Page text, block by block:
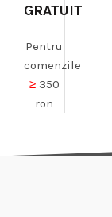
GRATUIT
Pentru
comenzile
≥350
ron